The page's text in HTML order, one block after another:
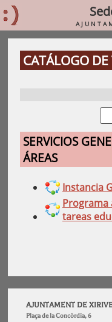
CATÁLOGO
SERVICIOS
ÁREAS
Instancia
Programa
tareas
AJUNTAMENT DE
Plaça de la Concòrdia, 6